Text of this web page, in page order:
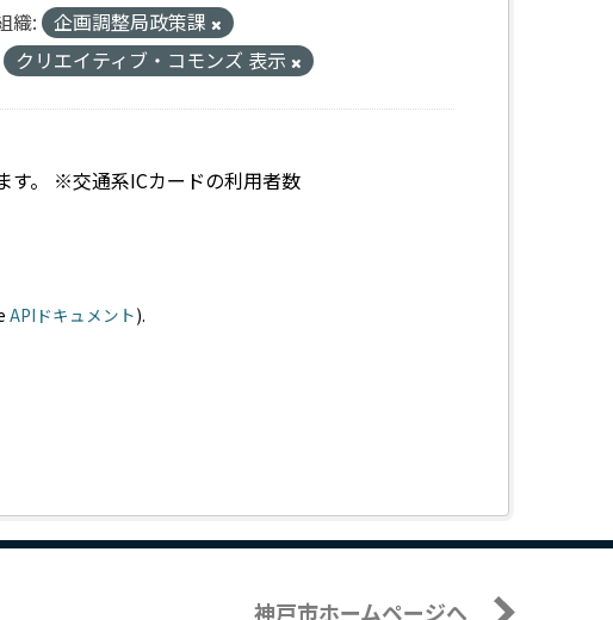
織:
企画調整局政策課
クリエイティブ・コモンズ 表示
す。 ※交通系ICカードの利用者数
APIドキュメント).
神戸市ホームページへ